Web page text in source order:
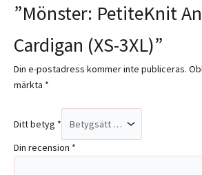
”Mönster: PetiteKnit
Cardigan (XS-3XL)”
Din e-postadress kommer inte publiceras.
märkta *
Ditt betyg *
Din recension *